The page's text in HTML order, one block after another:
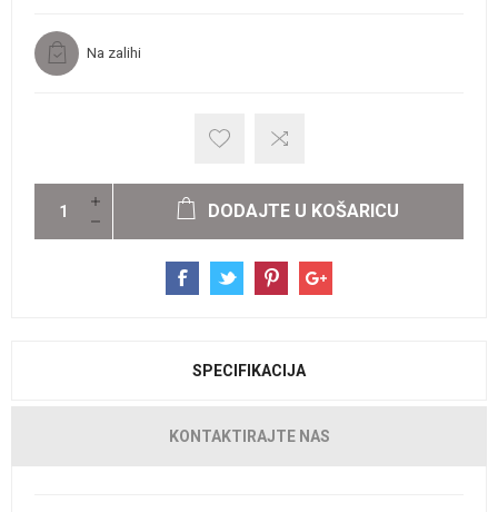
Na zalihi
DODAJTE U KOŠARICU
SPECIFIKACIJA
KONTAKTIRAJTE NAS